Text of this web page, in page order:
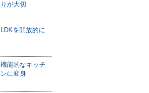
りが大切
LDKを開放的に
機能的なキッチ
ンに変身